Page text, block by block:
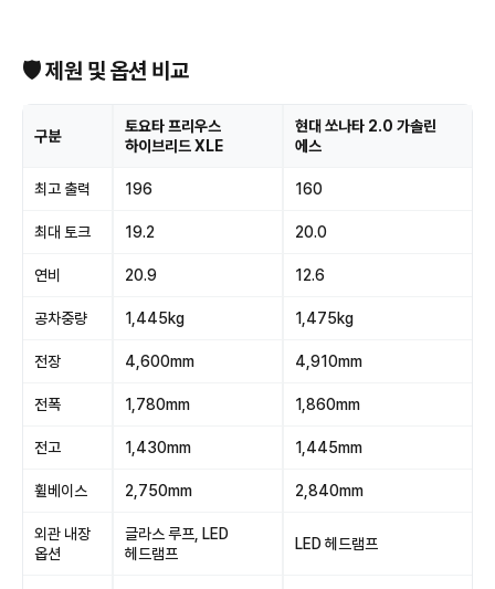
🛡 제원 및 옵션 비교
구분
토요타 프리우스
하이브리드 XLE
현대 쏘나타 2.0 가솔린
에스
최고 출력 196 160
최대 토크 19.2 20.0
연비 20.9 12.6
공차중량 1,445kg 1,475kg
전장 4,600mm 4,910mm
전폭 1,780mm 1,860mm
전고 1,430mm 1,445mm
휠베이스 2,750mm 2,840mm
외관 내장
옵션
글라스 루프, LED
헤드램프
LED 헤드램프